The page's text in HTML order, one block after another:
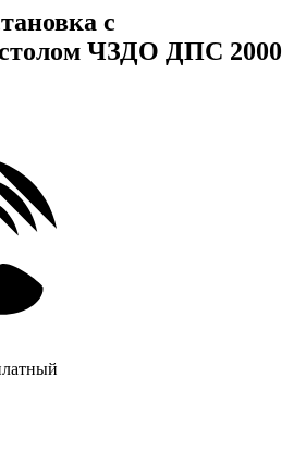
c
ЧЗДО ДПС 2000